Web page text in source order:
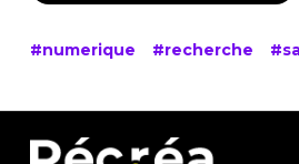
#numerique #recherche